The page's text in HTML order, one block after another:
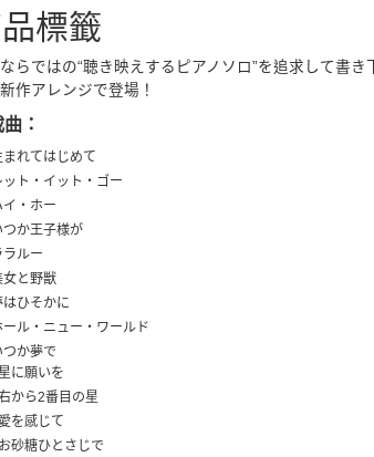
標籤
ならではの“聴き映えするピアノソロ”を追求して書
作アレンジで登場！
：
れてはじめて
ット・イット・ゴー
・ホー
つか王子様が
ルー
女と野獣
ひそかに
ール・ニュー・ワールド
か夢で
に願いを
から2番目の星
を感じて
砂糖ひとさじで